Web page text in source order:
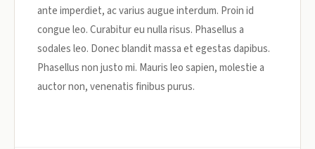
ante imperdiet, ac varius augue interdum. Proin id
congue leo. Curabitur eu nulla risus. Phasellus a
sodales leo. Donec blandit massa et egestas dapibus.
Phasellus non justo mi. Mauris leo sapien, molestie a
auctor non, venenatis finibus purus.